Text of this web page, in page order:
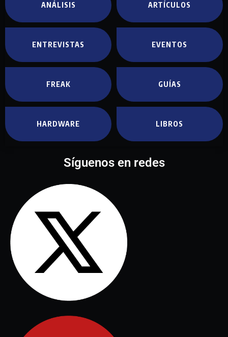
ANÁLISIS ARTÍCULOS
ENTREVISTAS EVENTOS
FREAK GUÍAS
HARDWARE LIBROS
Síguenos en redes